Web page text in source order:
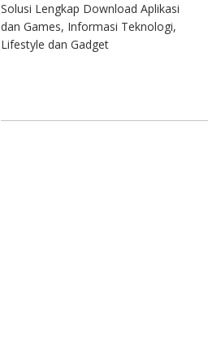
Solusi Lengkap Download Aplikasi
dan Games, Informasi Teknologi,
Lifestyle dan Gadget